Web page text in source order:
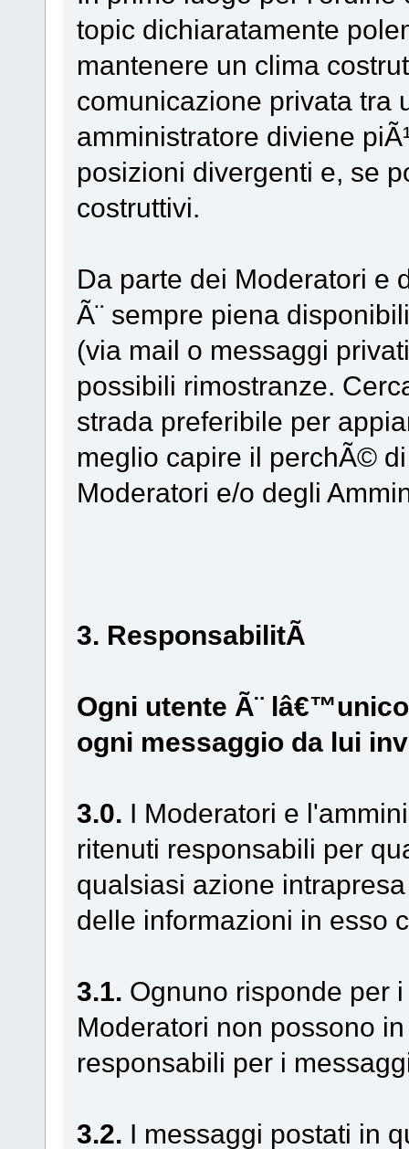
topic dichiaratamente
mantenere un clima
comunicazione privata tra
amministratore diviene
posizioni divergenti e, se
costruttivi.
Da parte dei Moderatori e
Ã¨ sempre piena
(via mail o messaggi
possibili rimostranze.
strada preferibile per
meglio capire il perchÃ©
Moderatori e/o degli
3. ResponsabilitÃ
Ogni utente Ã¨
ogni messaggio da lui
3.0. I Moderatori e
ritenuti responsabili per
qualsiasi azione
delle informazioni in esso
3.1. Ognuno risponde per
Moderatori non possono
responsabili per i
3.2. I messaggi postati in